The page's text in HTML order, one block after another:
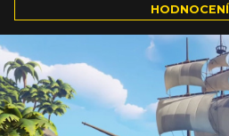
HODNOCENÍ